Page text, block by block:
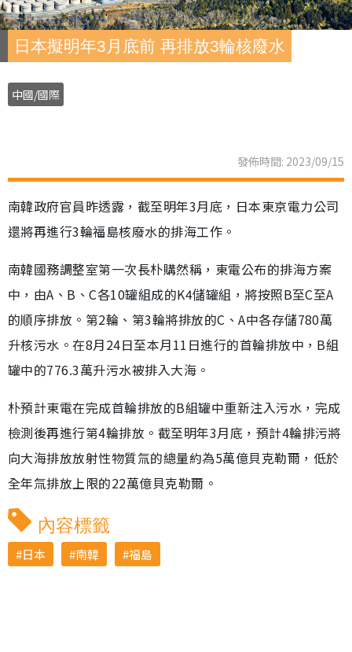
日本擬明年3月底前 再排放3輪核廢水
中國/國際
發佈時間: 2023/09/15
南韓政府官員昨透露，截至明年3月底，日本東京電力公司
還將再進行3輪福島核廢水的排海工作。
南韓國務調整室第一次長朴購然稱，東電公布的排海方案
中，由A、B、C各10罐組成的K4儲罐組，將按照B至C至A
的順序排放。第2輪、第3輪將排放的C、A中各存儲780萬
升核污水。在8月24日至本月11日進行的首輪排放中，B組
罐中的776.3萬升污水被排入大海。
朴預計東電在完成首輪排放的B組罐中重新注入污水，完成
檢測後再進行第4輪排放。截至明年3月底，預計4輪排污將
向大海排放放射性物質氚的總量約為5萬億貝克勒爾，低於
全年氚排放上限的22萬億貝克勒爾。
內容標籤
日本 南韓 福島